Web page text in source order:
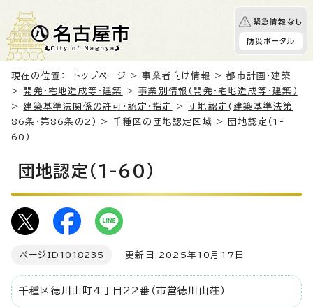
緊急情報なし
防災ポータル
現在の位置： トップページ >事業者向け情報 >都市計画・建築
>
開発・宅地造成等・建築 >事業別情報（開発・宅地造成等・建築）
>建築基準法関係の許可・認定・指定 >
団地認定(建築基準法第
86条・第86条の2)
> 千種区の団地認定区域 > 団地認定（1-
60）
団地認定（1-60）
ページID 1018235 更新日 2025年10月17日
千種区徳川山町4丁目22番（市営徳川山荘）